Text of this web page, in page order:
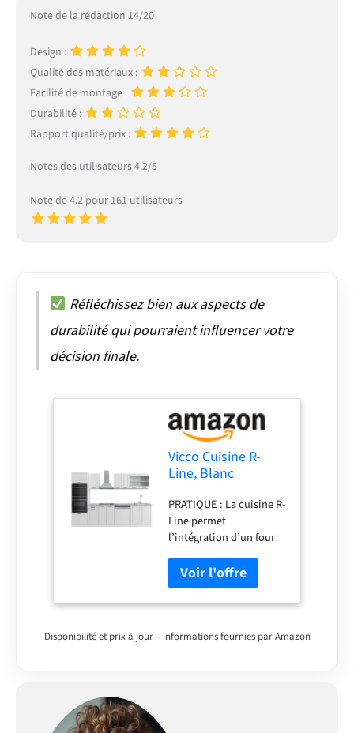
Note de la rédaction 14/20
Design :
Qualité des matériaux :
Facilité de montage :
Durabilité :
Rapport qualité/prix :
Notes des utilisateurs 4.2/5
Note de 4.2 pour 161 utilisateurs
Réfléchissez bien aux aspects de
durabilité qui pourraient influencer votre
décision finale.
Vicco Cuisine R-
Line, Blanc
PRATIQUE : La cuisine R-
Line permet
l’intégration d’un four
et d’un micro-ondes
dans une colonne
haute. Des façades
entièrement intégrées
Vicco sont disponibles
Disponibilité et prix à jour – informations fournies par Amazon